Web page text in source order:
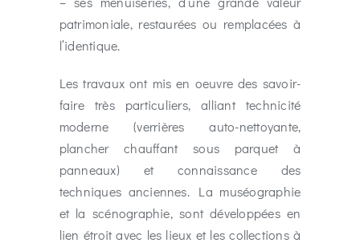
patrimoniale, restaurées ou remplacées à
l’identique.
Les travaux ont mis en oeuvre des savoir-
faire très particuliers, alliant technicité
moderne (verrières auto-nettoyante,
plancher chauffant sous parquet à
panneaux) et connaissance des
techniques anciennes. La muséographie
et la scénographie, sont développées en
lien étroit avec les lieux et les collections à